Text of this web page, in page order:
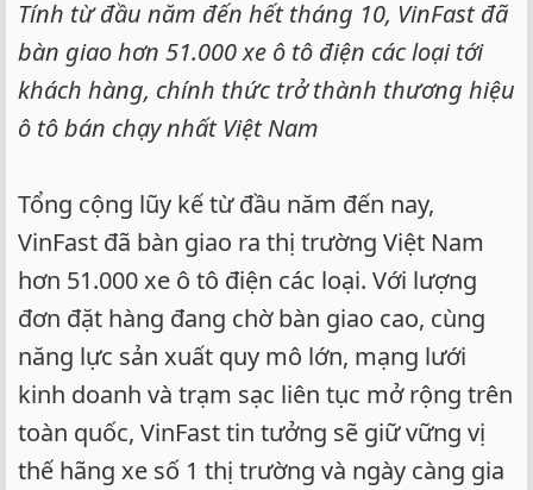
Tính từ đầu năm đến hết tháng 10, VinFast đã
bàn giao hơn 51.000 xe ô tô điện các loại tới
khách hàng, chính thức trở thành thương hiệu
ô tô bán chạy nhất Việt Nam
Tổng cộng lũy kế từ đầu năm đến nay,
VinFast đã bàn giao ra thị trường Việt Nam
hơn 51.000 xe ô tô điện các loại. Với lượng
đơn đặt hàng đang chờ bàn giao cao, cùng
năng lực sản xuất quy mô lớn, mạng lưới
kinh doanh và trạm sạc liên tục mở rộng trên
toàn quốc, VinFast tin tưởng sẽ giữ vững vị
thế hãng xe số 1 thị trường và ngày càng gia